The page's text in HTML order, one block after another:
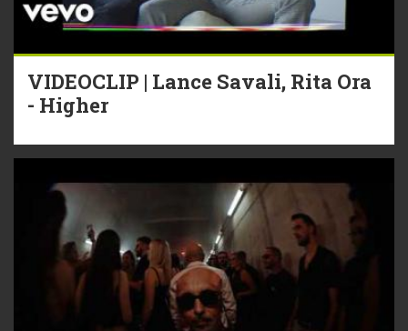
VIDEOCLIP | Lance Savali, Rita Ora
- Higher